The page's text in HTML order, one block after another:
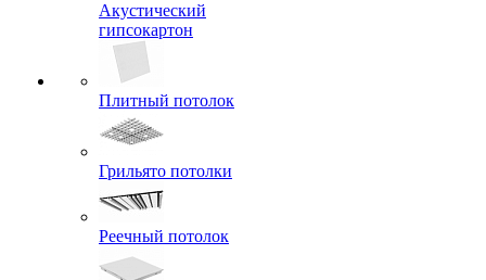
Акустический
гипсокартон
Плитный потолок
Грильято потолки
Реечный потолок